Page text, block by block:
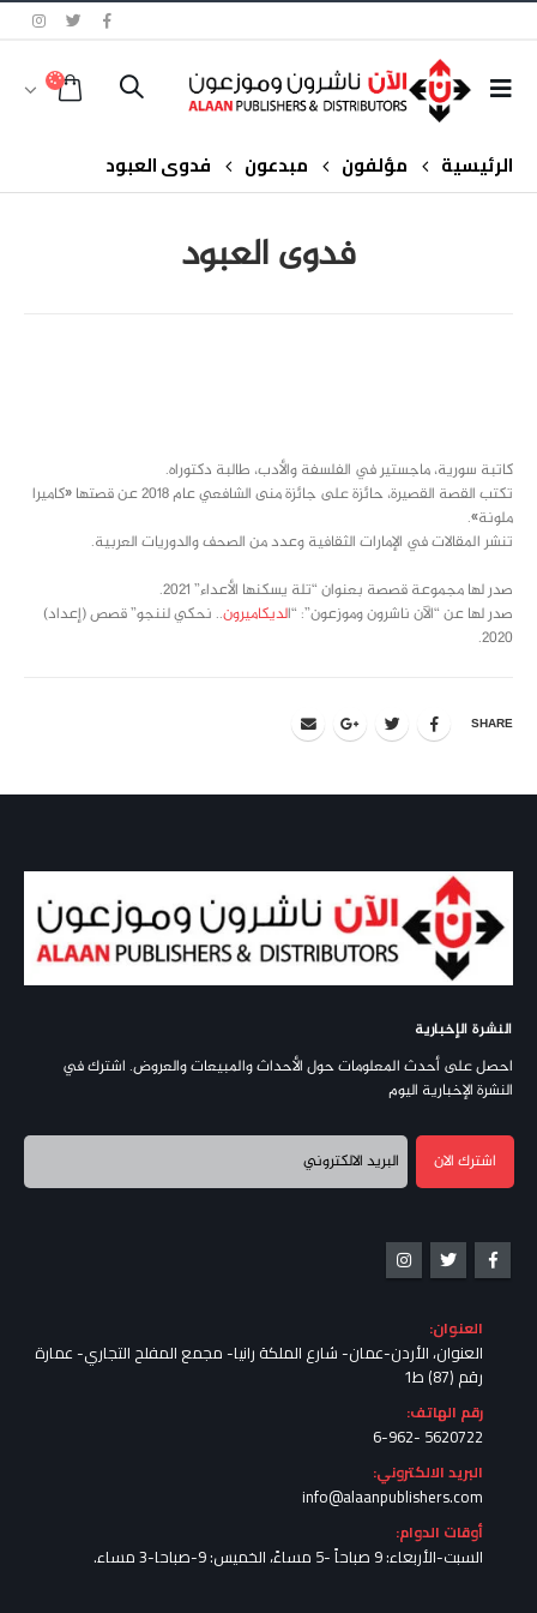
الرئيسية مؤلفون مبدعون فدوى العبود
فدوى العبود
كاتبة سورية، ماجستير في الفلسفة والأدب، طالبة دكتوراه.
تكتب القصة القصيرة، حائزة على جائزة منى الشافعي عام 2018 عن قصتها «كاميرا
ملونة».
تنشر المقالات في الإمارات الثقافية وعدد من الصحف والدوريات العربية.
صدر لها مجموعة قصصة بعنوان “تلة يسكنها الأعداء” 2021.
صدر لها عن “الآن ناشرون وموزعون”: “الديكاميرون.. نحكي لننجو” قصص (إعداد)
2020.
SHARE
النشرة الإخبارية
احصل على أحدث المعلومات حول الأحداث والمبيعات والعروض. اشترك في
النشرة الإخبارية اليوم
العنوان:
العنوان، الأردن-عمان- شارع الملكة رانيا- مجمع المفلح التجاري- عمارة
رقم (87) ط1
رقم الهاتف:
5620722 -6-962
البريد الالكتروني:
info@alaanpublishers.com
أوقات الدوام:
السبت-الأربعاء: 9 صباحاً -5 مساءً، الخميس: 9-صباحا-3 مساء.